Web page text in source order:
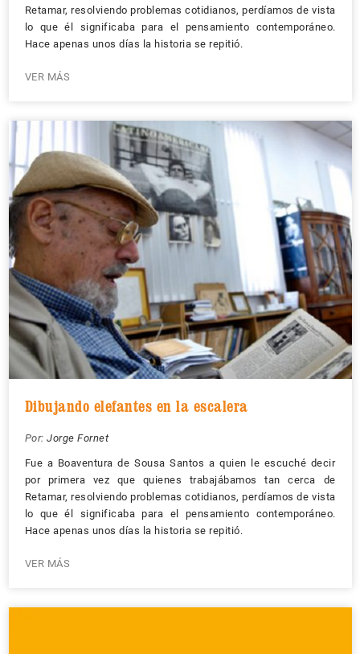
Retamar, resolviendo problemas cotidianos, perdíamos de vista
lo que él significaba para el pensamiento contemporáneo.
Hace apenas unos días la historia se repitió.
VER MÁS
Dibujando elefantes en la escalera
Por: Jorge Fornet
Fue a Boaventura de Sousa Santos a quien le escuché decir
por primera vez que quienes trabajábamos tan cerca de
Retamar, resolviendo problemas cotidianos, perdíamos de vista
lo que él significaba para el pensamiento contemporáneo.
Hace apenas unos días la historia se repitió.
VER MÁS